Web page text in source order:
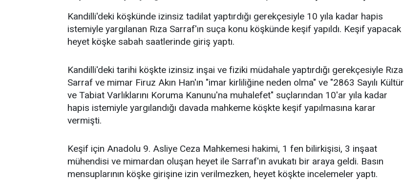
Kandilli'deki köşkünde izinsiz tadilat yaptırdığı gerekçesiyle 10 yıla kadar hapis
istemiyle yargılanan Rıza Sarraf'ın suça konu köşkünde keşif yapıldı. Keşif yapacak
heyet köşke sabah saatlerinde giriş yaptı.
Kandilli'deki tarihi köşkte izinsiz inşai ve fiziki müdahale yaptırdığı gerekçesiyle Rıza
Sarraf ve mimar Firuz Akın Han'ın "imar kirliliğine neden olma" ve "2863 Sayılı Kültür
ve Tabiat Varlıklarını Koruma Kanunu'na muhalefet" suçlarından 10'ar yıla kadar
hapis istemiyle yargılandığı davada mahkeme köşkte keşif yapılmasına karar
vermişti.
Keşif için Anadolu 9. Asliye Ceza Mahkemesi hakimi, 1 fen bilirkişisi, 3 inşaat
mühendisi ve mimardan oluşan heyet ile Sarraf'ın avukatı bir araya geldi. Basın
mensuplarının köşke girişine izin verilmezken, heyet köşkte incelemeler yaptı.